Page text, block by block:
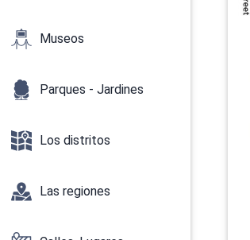
Museos
Parques - Jardines
Los distritos
Las regiones